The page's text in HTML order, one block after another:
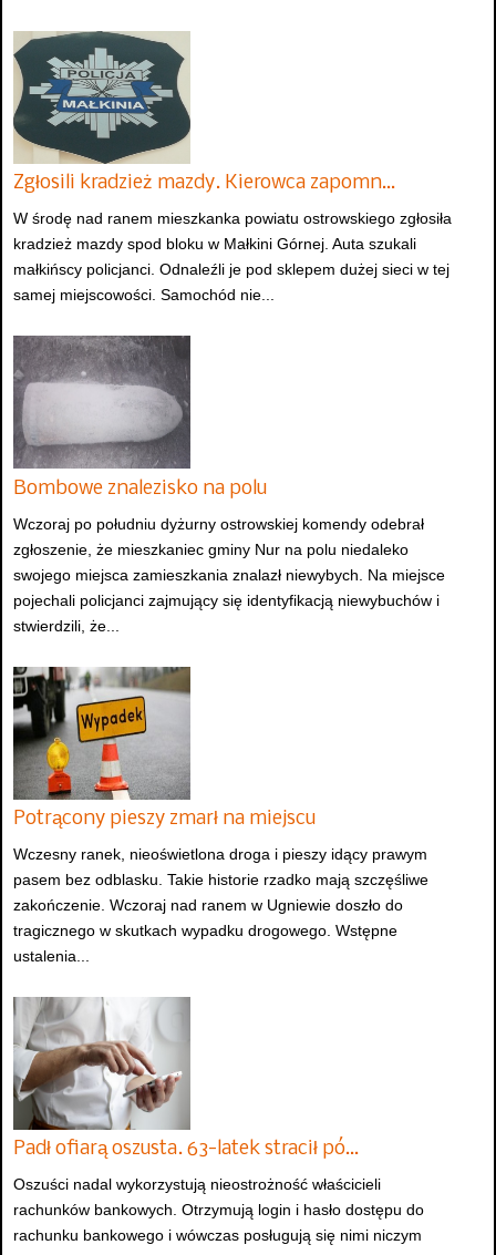
Zgłosili kradzież mazdy. Kierowca zapomn…
W środę nad ranem mieszkanka powiatu ostrowskiego zgłosiła
kradzież mazdy spod bloku w Małkini Górnej. Auta szukali
małkińscy policjanci. Odnaleźli je pod sklepem dużej sieci w tej
samej miejscowości. Samochód nie...
Bombowe znalezisko na polu
Wczoraj po południu dyżurny ostrowskiej komendy odebrał
zgłoszenie, że mieszkaniec gminy Nur na polu niedaleko
swojego miejsca zamieszkania znalazł niewybych. Na miejsce
pojechali policjanci zajmujący się identyfikacją niewybuchów i
stwierdzili, że...
Potrącony pieszy zmarł na miejscu
Wczesny ranek, nieoświetlona droga i pieszy idący prawym
pasem bez odblasku. Takie historie rzadko mają szczęśliwe
zakończenie. Wczoraj nad ranem w Ugniewie doszło do
tragicznego w skutkach wypadku drogowego. Wstępne
ustalenia...
Padł ofiarą oszusta. 63-latek stracił pó…
Oszuści nadal wykorzystują nieostrożność właścicieli
rachunków bankowych. Otrzymują login i hasło dostępu do
rachunku bankowego i wówczas posługują się nimi niczym